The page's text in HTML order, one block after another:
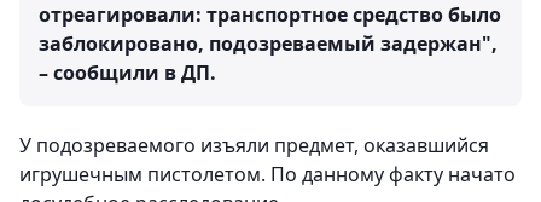
отреагировали: транспортное средство было
заблокировано, подозреваемый задержан",
– сообщили в ДП.
У подозреваемого изъяли предмет, оказавшийся
игрушечным пистолетом. По данному факту начато